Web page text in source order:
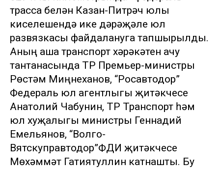
трасса белән Казан-Питрәч юлы
киселешендә ике дәрәҗәле юл
развязкасы файдалануга тапшырылды.
Аның аша транспорт хәрәкәтен ачу
тантанасында ТР Премьер-министры
Рөстәм Миңнеханов, “Росавтодор”
Федераль юл агентлыгы җитәкчесе
Анатолий Чабунин, ТР Транспорт һәм
юл хуҗалыгы министры Геннадий
Емельянов, “Волго-
Вятскуправтодор”ФДИ җитәкчесе
Мөхәммәт Гатиятуллин катнашты. Бу